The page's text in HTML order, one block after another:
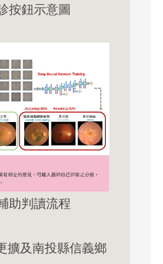
按鈕示意圖
助判讀流程
擴及南投縣信義鄉